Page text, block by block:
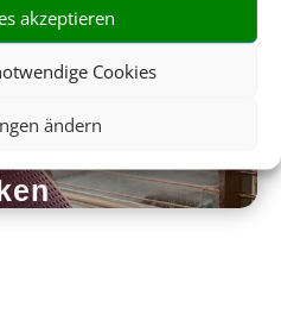
akzeptieren
Cookies
ändern